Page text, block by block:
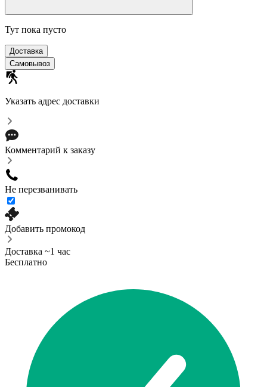
Тут пока пусто
Доставка
Самовывоз
Указать адрес доставки
Комментарий к заказу
Не перезванивать
Добавить промокод
Доставка ~1 час
Бесплатно